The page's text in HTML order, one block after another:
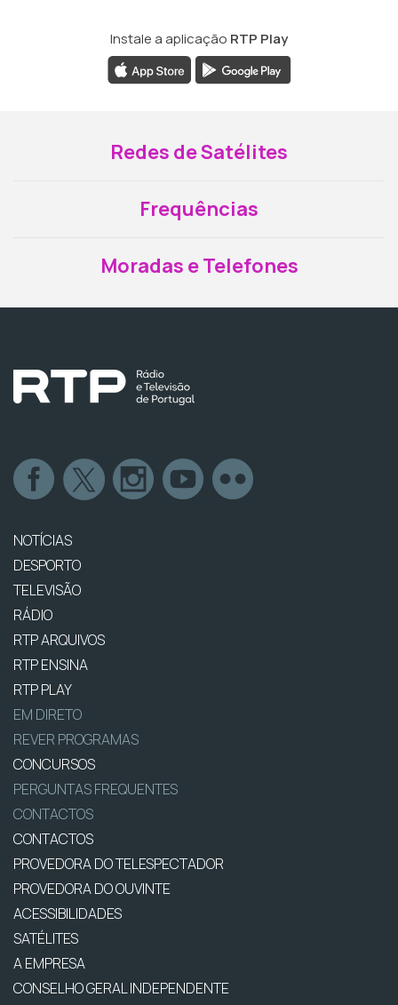
Instale a aplicação RTP Play
Redes de Satélites
Frequências
Moradas e Telefones
NOTÍCIAS
DESPORTO
TELEVISÃO
RÁDIO
RTP ARQUIVOS
RTP ENSINA
RTP PLAY
EM DIRETO
REVER PROGRAMAS
CONCURSOS
PERGUNTAS FREQUENTES
CONTACTOS
CONTACTOS
PROVEDORA DO TELESPECTADOR
PROVEDORA DO OUVINTE
ACESSIBILIDADES
SATÉLITES
A EMPRESA
CONSELHO GERAL INDEPENDENTE